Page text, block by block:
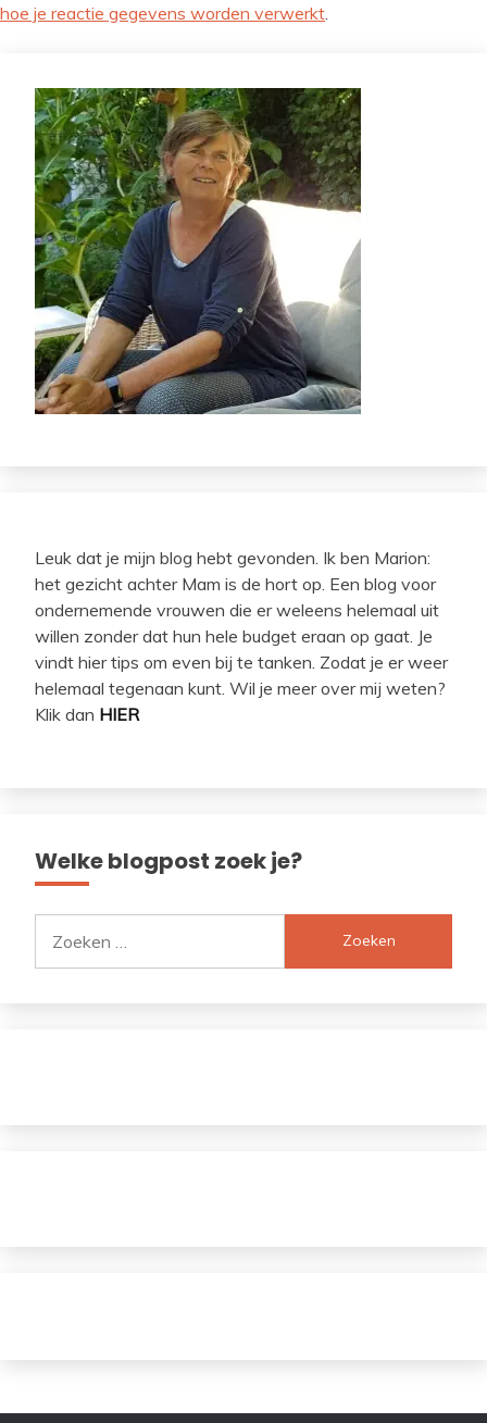
hoe je reactie gegevens worden verwerkt
Leuk dat je mijn blog hebt gevonden. Ik ben Marion:
het gezicht achter Mam is de hort op. Een blog voor
ondernemende vrouwen die er weleens helemaal uit
willen zonder dat hun hele budget eraan op gaat. Je
vindt hier tips om even bij te tanken. Zodat je er weer
helemaal tegenaan kunt. Wil je meer over mij weten?
Klik dan HIER
Welke blogpost zoek je?
naar: